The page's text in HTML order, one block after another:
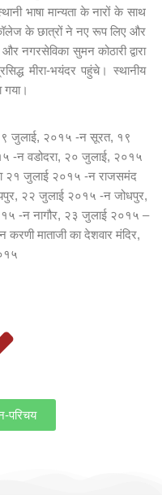
भाषा मान्यता के नारों के साथ
के छात्रों ने नए रूप लिए और
नगरसेविका सुमन कोठारी द्वारा
मीरा-भयंदर पहुंचे। स्थानीय
गया।
जुलाई, २०१५ -न सूरत, १९
-न वडोदरा, २० जुलाई, २०१५
२१ जुलाई २०१५ -न राजसमंद
२२ जुलाई २०१५ -न जोधपुर,
-न नागौर, २३ जुलाई २०१५ –
माताजी का देशवार मंदिर,
परिचय